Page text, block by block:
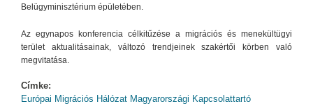
Belügyminisztérium épületében.
Az egynapos konferencia célkitűzése a migrációs és menekültügyi
terület aktualitásainak, változó trendjeinek szakértői körben való
megvitatása.
Címke:
Európai Migrációs Hálózat Magyarországi Kapcsolattartó